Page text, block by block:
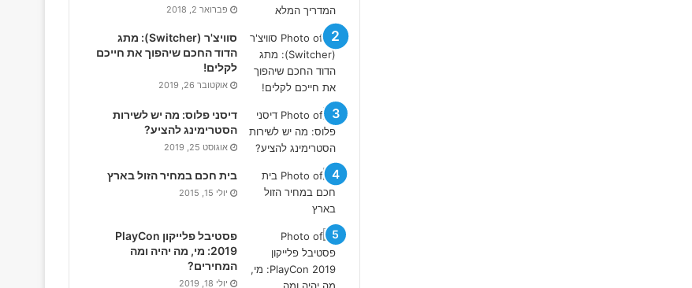
פברואר 2, 2018
סוויצ'ר (Switcher): מתג
הדוד החכם שיהפוך את חייכם
לקלים!
אוקטובר 26, 2019
דיסני פלוס: מה יש לשירות
הסטרימינג להציע?
אוגוסט 25, 2019
בית חכם במחיר הזול בארץ
יולי 15, 2015
פסטיבל פלייקון PlayCon
2019: מי, מה יהיה ומה
המחירים?
יולי 18, 2019